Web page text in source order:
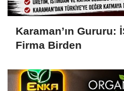
Karaman’ın Gururu:
Firma Birden